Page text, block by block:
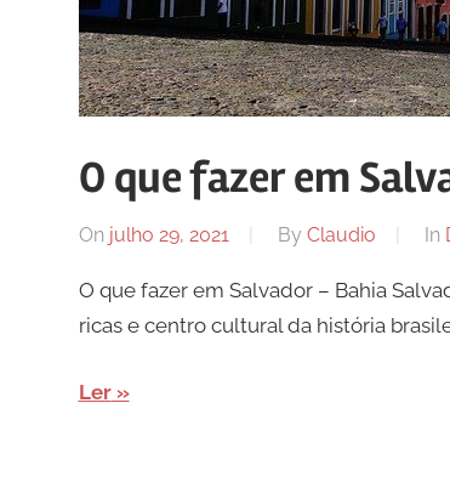
O que fazer em
On julho 29, 2021 By Claudio In
O que fazer em Salvador – Bahia
ricas e centro cultural da história
Ler